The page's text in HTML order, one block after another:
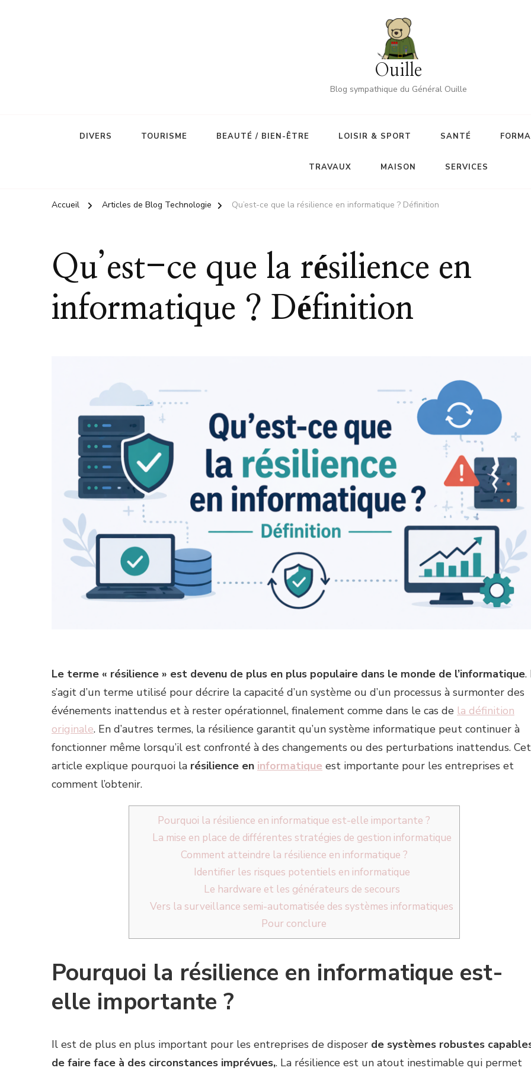
Ouille
Blog sympathique du Général Ouille
DIVERS TOURISME BEAUTÉ / BIEN-ÊTRE LOISIR & SPORT SANTÉ
TRAVAUX MAISON SERVICES
Accueil Articles de Blog Technologie Qu’est-ce que la résilience en informatique ? Définition
Qu’est-ce que la résilience en
informatique ? Définition
Le terme « résilience » est devenu de plus en plus populaire dans le monde de l’informatique.
s’agit d’un terme utilisé pour décrire la capacité d’un système ou d’un processus à surmonter des
événements inattendus et à rester opérationnel, finalement comme dans le cas de la définition
originale. En d’autres termes, la résilience garantit qu’un système informatique peut continuer à
fonctionner même lorsqu’il est confronté à des changements ou des perturbations inattendus. Cet
article explique pourquoi la résilience en informatique est importante pour les entreprises et
comment l’obtenir.
Pourquoi la résilience en informatique est-elle importante ?
La mise en place de différentes stratégies de gestion informatique
Comment atteindre la résilience en informatique ?
Identifier les risques potentiels en informatique
Le hardware et les générateurs de secours
Vers la surveillance semi-automatisée des systèmes informatiques
Pour conclure
Pourquoi la résilience en informatique est-
elle importante ?
Il est de plus en plus important pour les entreprises de disposer de systèmes robustes
de faire face à des circonstances imprévues,. La résilience est un atout inestimable qui permet